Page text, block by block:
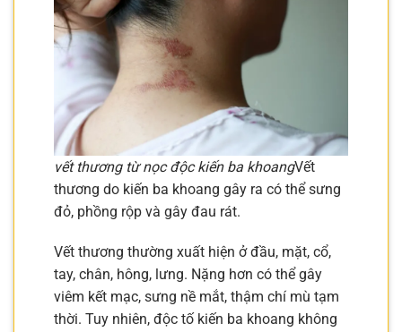
vết thương từ nọc độc kiến ba khoangVết
thương do kiến ba khoang gây ra có thể sưng
đỏ, phồng rộp và gây đau rát.
Vết thương thường xuất hiện ở đầu, mặt, cổ,
tay, chân, hông, lưng. Nặng hơn có thể gây
viêm kết mạc, sưng nề mắt, thậm chí mù tạm
thời. Tuy nhiên, độc tố kiến ba khoang không